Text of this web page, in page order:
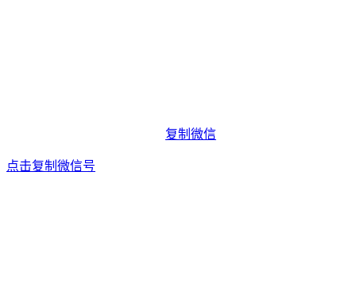
复制微信
点击复制微信号